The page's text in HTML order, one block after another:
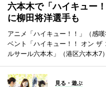
六本木で「ハイキュー
に柳田将洋選手も
アニメ「ハイキュー！！」（感
ベント「ハイキュー！！ オン ザ
ルサール六本木」（港区六本木7
見る・遊ぶ